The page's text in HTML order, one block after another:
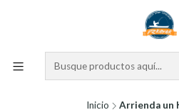
Inicio Arrienda un